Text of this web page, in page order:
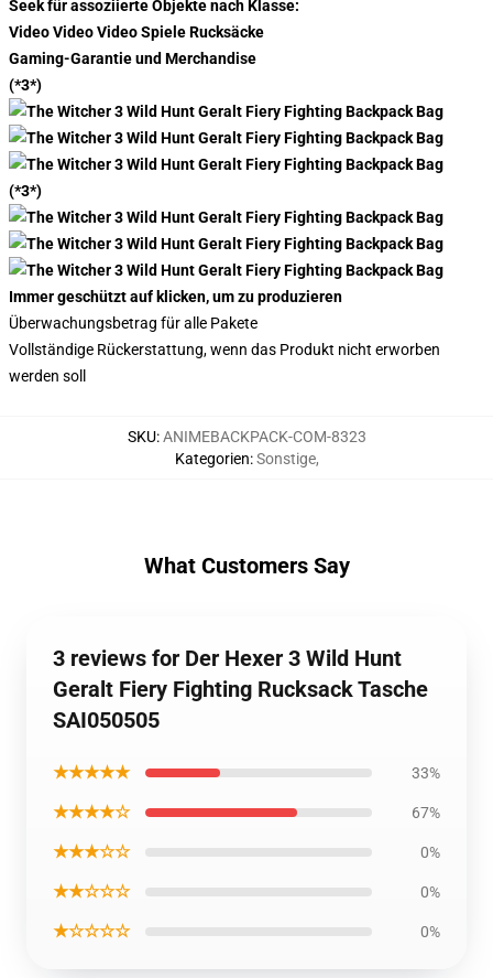
Seek für assoziierte Objekte nach Klasse:
Video Video Video Spiele Rucksäcke
Gaming-Garantie und Merchandise
(*3*)
(*3*)
Immer geschützt auf klicken, um zu produzieren
Überwachungsbetrag für alle Pakete
Vollständige Rückerstattung, wenn das Produkt nicht erworben
werden soll
SKU:ANIMEBACKPACK-COM-8323
Kategorien:Sonstige,
What Customers Say
3 reviews for Der Hexer 3 Wild Hunt
Geralt Fiery Fighting Rucksack Tasche
SAI050505
★★★★★ 33%
★★★★☆ 67%
★★★☆☆ 0%
★★☆☆☆ 0%
★☆☆☆☆ 0%